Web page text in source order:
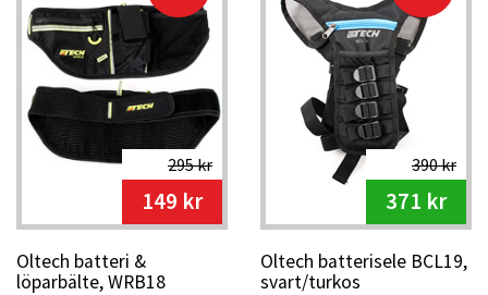
295 kr
149 kr
Oltech batteri &
löparbälte, WRB18
390 kr
371 kr
Oltech batterisele BCL19,
svart/turkos